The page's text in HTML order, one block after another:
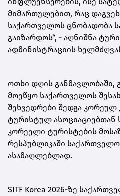
მიმართულებით, რაც
საქართველოს ცნობადობა
გაიზარდოს“, - აღნიშნა
ადმინისტრაციის
ოთხი დღის განმავლობაში,
მოეწყო საქართველოს
შეხვედრები შედგა კორეულ
ტურისტულ ასოციაციებთან
კორეელი ტურისტების
რესპუბლიკაში
ასამაღლებლად.
SITF Korea 2026-ზე